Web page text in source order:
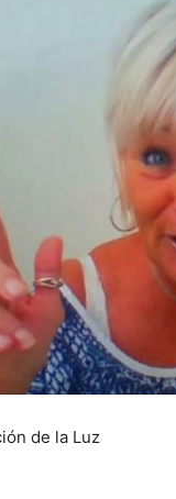
de la Luz